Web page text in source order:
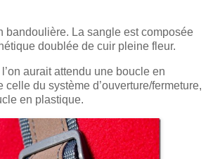
bandoulière. La sangle est composée
doublée de cuir pleine fleur.
aurait attendu une boucle en
celle du système d’ouverture/fermeture,
en plastique.